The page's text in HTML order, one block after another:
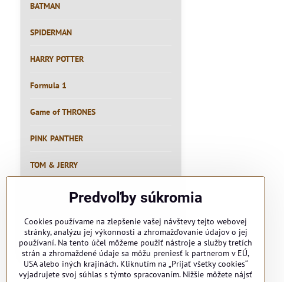
BATMAN
SPIDERMAN
HARRY POTTER
Formula 1
Game of THRONES
PINK PANTHER
TOM & JERRY
PIVO
MEME
Predvoľby súkromia
Cookies používame na zlepšenie vašej návštevy tejto webovej
stránky, analýzu jej výkonnosti a zhromažďovanie údajov o jej
používaní. Na tento účel môžeme použiť nástroje a služby tretích
strán a zhromaždené údaje sa môžu preniesť k partnerom v EÚ,
USA alebo iných krajinách. Kliknutím na „Prijať všetky cookies“
vyjadrujete svoj súhlas s týmto spracovaním. Nižšie môžete nájsť